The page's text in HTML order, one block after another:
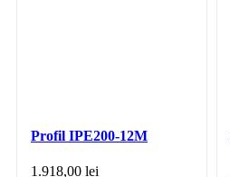
Profil IPE200-12M
1.918,00 lei